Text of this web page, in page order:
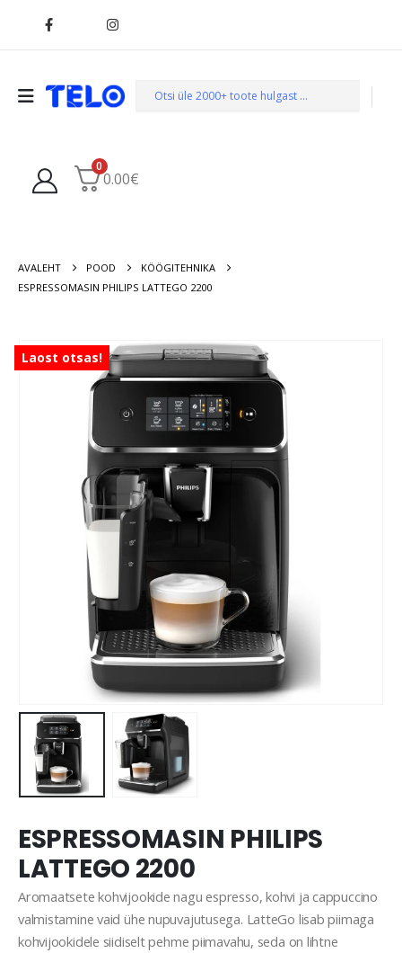
0
0.00€
AVALEHT POOD
KÖÖGITEHNIKA
ESPRESSOMASIN PHILIPS LATTEGO 2200
Laost otsas!
ESPRESSOMASIN PHILIPS
LATTEGO 2200
Aromaatsete kohvijookide nagu espresso, kohvi ja cappuccino
valmistamine vaid ühe nupuvajutusega. LatteGo lisab piimaga
kohvijookidele siidiselt pehme piimavahu, seda on lihtne